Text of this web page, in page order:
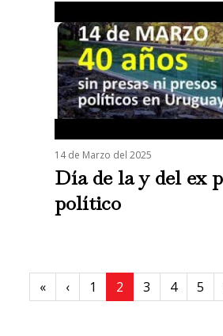
14 de Marzo del 2025
Día de la y del ex
político
Paginación
«First page
‹Previous page
1 2 3 4 5